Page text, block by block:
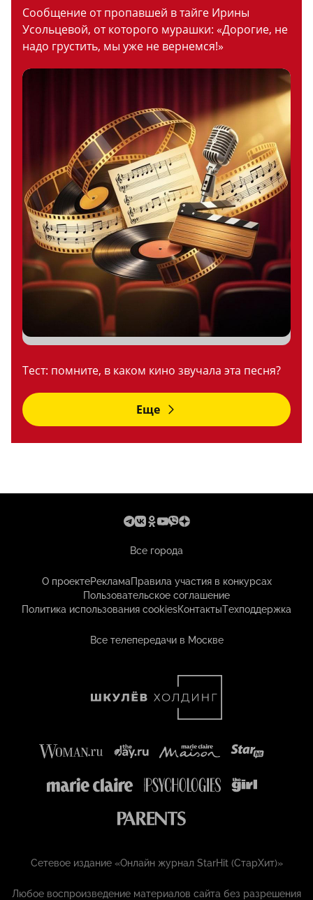
Сообщение от пропавшей в тайге Ирины
Усольцевой, от которого мурашки: «Дорогие, не
надо грустить, мы уже не вернемся!»
Тест: помните, в каком кино звучала эта песня?
Еще
Все города
О проектеРекламаПравила участия в конкурсах
Пользовательское соглашение
Политика использования cookiesКонтактыТехподдержка
Все телепередачи в Москве
Сетевое издание «Онлайн журнал StarHit (СтарХит)»
Любое воспроизведение материалов сайта без разрешения